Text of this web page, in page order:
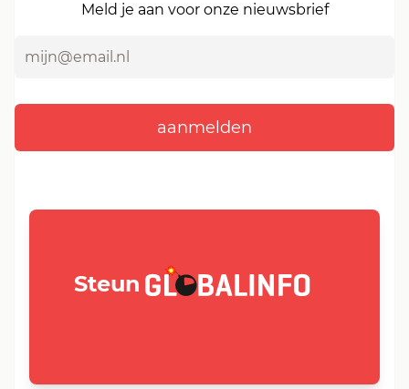
Meld je aan voor onze nieuwsbrief
Steun GLOBALINFO.nl